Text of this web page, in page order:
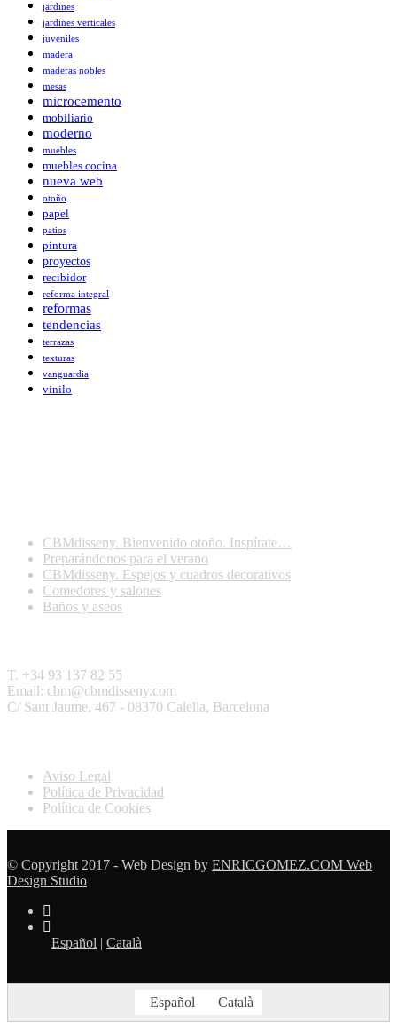
jardines
jardines verticales
juveniles
madera
maderas nobles
mesas
microcemento
mobiliario
moderno
muebles
muebles cocina
nueva web
otoño
papel
patios
pintura
proyectos
recibidor
reforma integral
reformas
tendencias
terrazas
texturas
vanguardia
vinilo
CBMdisseny. Bienvenido otoño. Inspírate…
Preparándonos para el verano
CBMdisseny. Espejos y cuadros decorativos
Comedores y salones
Baños y aseos
T. +34 93 137 82 55
Email: cbm@cbmdisseny.com
C/ Sant Jaume, 467 - 08370 Calella, Barcelona
Aviso Legal
Política de Privacidad
Política de Cookies
© Copyright 2017 - Web Design by ENRICGOMEZ.COM Web
Design Studio
Español | Català
Español Català